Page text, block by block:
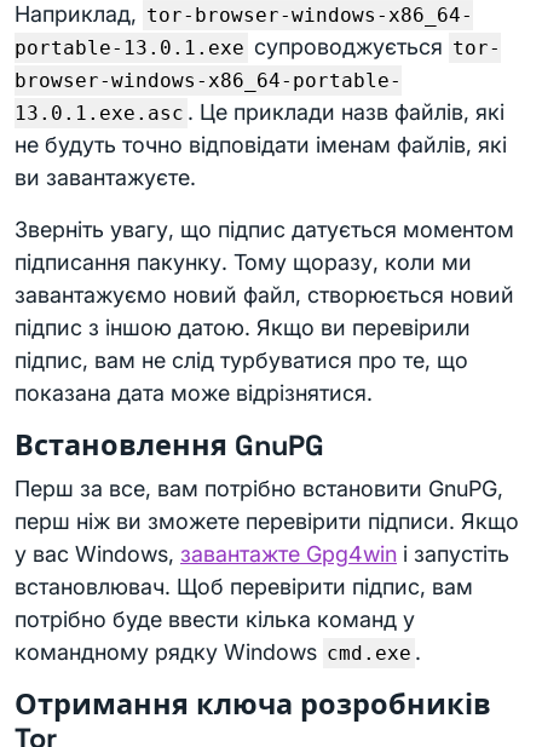
Наприклад, tor-browser-windows-x86_64-
portable-13.0.1.exe супроводжується tor-
browser-windows-x86_64-portable-
13.0.1.exe.asc . Це приклади назв файлів, які
не будуть точно відповідати іменам файлів, які
ви завантажуєте.
Зверніть увагу, що підпис датується моментом
підписання пакунку. Тому щоразу, коли ми
завантажуємо новий файл, створюється новий
підпис з іншою датою. Якщо ви перевірили
підпис, вам не слід турбуватися про те, що
показана дата може відрізнятися.
Встановлення GnuPG
Перш за все, вам потрібно встановити GnuPG,
перш ніж ви зможете перевірити підписи. Якщо
у вас Windows, завантажте Gpg4win і запустіть
встановлювач. Щоб перевірити підпис, вам
потрібно буде ввести кілька команд у
командному рядку Windows cmd.exe .
Отримання ключа розробників
Tor